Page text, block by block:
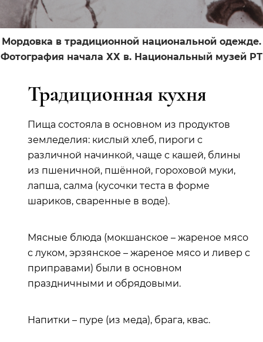
Мордовка в традиционной национальной одежде.
Фотография начала ХХ в. Национальный музей РТ
Традиционная кухня
Пища состояла в основном из продуктов
земледелия: кислый хлеб, пироги с
различной начинкой, чаще с кашей, блины
из пшеничной, пшённой, гороховой муки,
лапша, салма (кусочки теста в форме
шариков, сваренные в воде).
Мясные блюда (мокшанское – жареное мясо
с луком, эрзянское – жареное мясо и ливер с
приправами) были в основном
праздничными и обрядовыми.
Напитки – пуре (из меда), брага, квас.